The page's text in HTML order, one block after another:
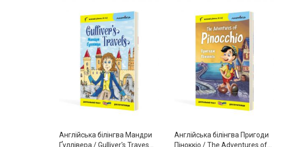
Англійська білінгва Мандри
Ґуллівера / Gulliver's Traves
Англійська білінгва Пригоди
Піноккіо / The Adventures of